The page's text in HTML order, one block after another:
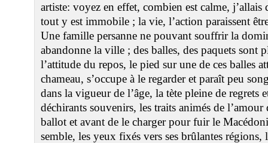
artiste: voyez en effet, combien est calme,
tout y est immobile ; la vie, l’action paraissent
Une famille persanne ne pouvant souffrir la
abandonne la ville ; des balles, des paquets sont
l’attitude du repos, le pied sur une de ces balles
chameau, s’occupe à le regarder et paraît peu
dans la vigueur de l’âge, la tète pleine de regrets
déchirants souvenirs, les traits animés de
ballot et avant de le charger pour fuir le
semble, les yeux fixés vers ses brûlantes régions,